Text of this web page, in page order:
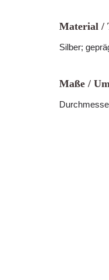
Material /
Silber;
Maße /